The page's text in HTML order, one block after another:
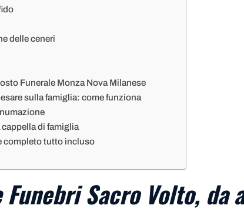
delle ceneri
Funerale Monza Nova Milanese
sulla famiglia: come funziona
di famiglia
completo tutto incluso
Funebri Sacro Volto,